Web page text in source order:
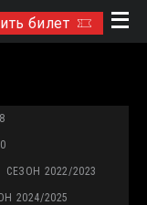
билет
СЕЗОН 2022/2023
2024/2025